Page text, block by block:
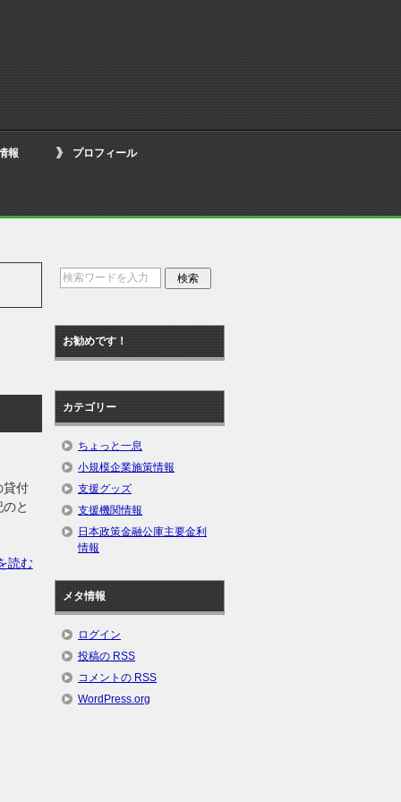
報 プロフィール
貸付
と
読む
お勧めです！
カテゴリー
ちょっと一息
小規模企業施策情報
支援グッズ
支援機関情報
日本政策金融公庫主要金利
情報
メタ情報
ログイン
投稿の RSS
コメントの RSS
WordPress.org